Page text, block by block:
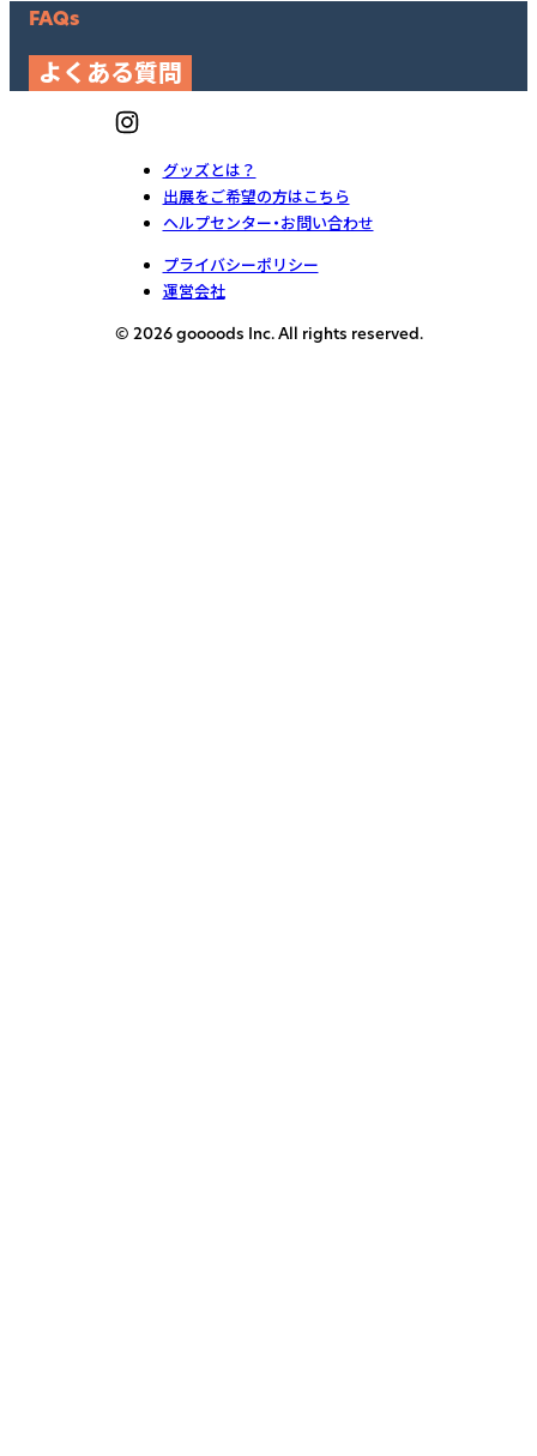
FAQs
よくある質問
グッズとは？
出展をご希望の方はこちら
ヘルプセンター・お問い合わせ
プライバシーポリシー
運営会社
© 2026 goooods Inc. All rights reserved.